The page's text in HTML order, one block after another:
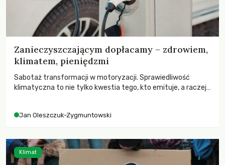
Zanieczyszczającym dopłacamy – zdrowiem,
klimatem, pieniędzmi
Sabotaż transformacji w motoryzacji. Sprawiedliwość
klimatyczna to nie tylko kwestia tego, kto emituje, a raczej
Jan Oleszczuk-Zygmuntowski
Klimat